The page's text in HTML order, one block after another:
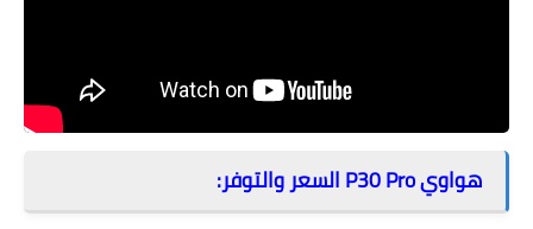
هواوي P30 Pro السعر والتوفر: